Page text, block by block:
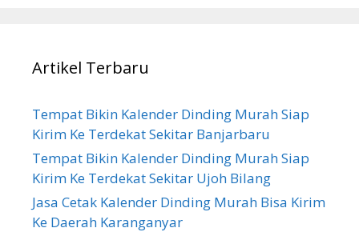
Artikel Terbaru
Tempat Bikin Kalender Dinding Murah Siap
Kirim Ke Terdekat Sekitar Banjarbaru
Tempat Bikin Kalender Dinding Murah Siap
Kirim Ke Terdekat Sekitar Ujoh Bilang
Jasa Cetak Kalender Dinding Murah Bisa Kirim
Ke Daerah Karanganyar